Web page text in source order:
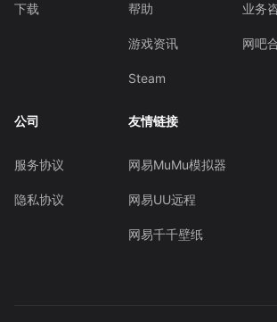
下载 帮助
游戏资讯
Steam
业务
网吧
公司
服务协议
隐私协议
友情链接
网易MuMu模拟器
网易UU远程
网易千千壁纸